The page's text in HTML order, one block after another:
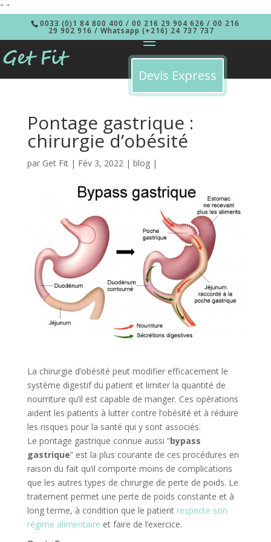
" "
0033 (0)1 84 800 400 / 00 216 29 904 626 / 00 216
29 902 916 / Whatsapp (+216) 24 737 737
Devis Express
Pontage gastrique :
chirurgie d’obésité
par Get Fit| Fév 3, 2022| blog|
La chirurgie d’obésité peut modifier efficacement le
système digestif du patient et limiter la quantité de
nourriture qu’il est capable de manger. Ces opérations
aident les patients à lutter contre l’obésité et à réduire
les risques pour la santé qui y sont associés.
Le pontage gastrique connue aussi “bypass
gastrique” est la plus courante de ces procédures en
raison du fait qu’il comporte moins de complications
que les autres types de chirurgie de perte de poids. Le
traitement permet une perte de poids constante et à
long terme, à condition que le patient respecte son
régime alimentaire et faire de l’exercice.